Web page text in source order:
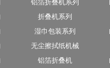
铝箔折叠机系列
折叠机系列
湿巾包装系列
无尘擦拭纸机械
铝箔折叠机